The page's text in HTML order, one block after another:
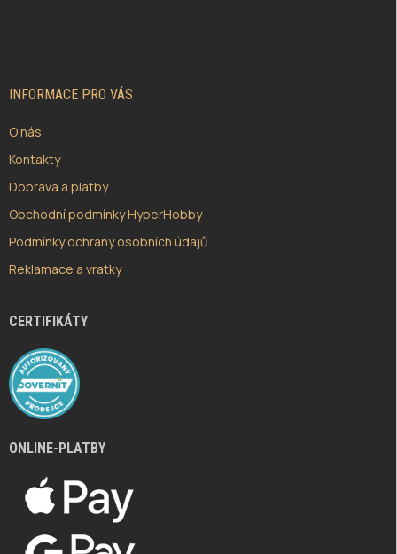
INFORMACE PRO VÁS
O nás
Kontakty
Doprava a platby
Obchodní podmínky HyperHobby
Podmínky ochrany osobních údajů
Reklamace a vratky
CERTIFIKÁTY
ONLINE-PLATBY